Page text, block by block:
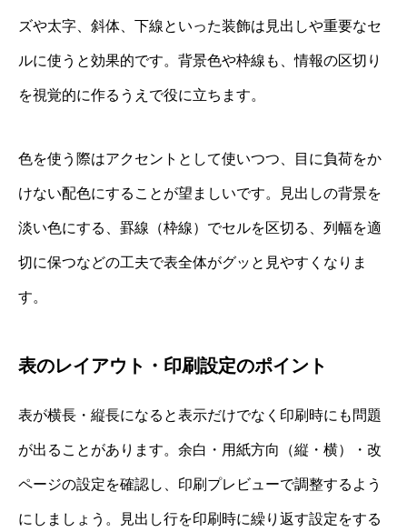
ズや太字、斜体、下線といった装飾は見出しや重要なセ
ルに使うと効果的です。背景色や枠線も、情報の区切り
を視覚的に作るうえで役に立ちます。
色を使う際はアクセントとして使いつつ、目に負荷をか
けない配色にすることが望ましいです。見出しの背景を
淡い色にする、罫線（枠線）でセルを区切る、列幅を適
切に保つなどの工夫で表全体がグッと見やすくなりま
す。
表のレイアウト・印刷設定のポイント
表が横長・縦長になると表示だけでなく印刷時にも問題
が出ることがあります。余白・用紙方向（縦・横）・改
ページの設定を確認し、印刷プレビューで調整するよう
にしましょう。見出し行を印刷時に繰り返す設定をする